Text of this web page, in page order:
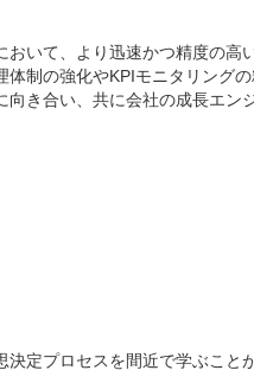
いて、より迅速かつ精度の高
制の強化やKPIモニタリング
き合い、共に会社の成長エン
定プロセスを間近で学ぶこと